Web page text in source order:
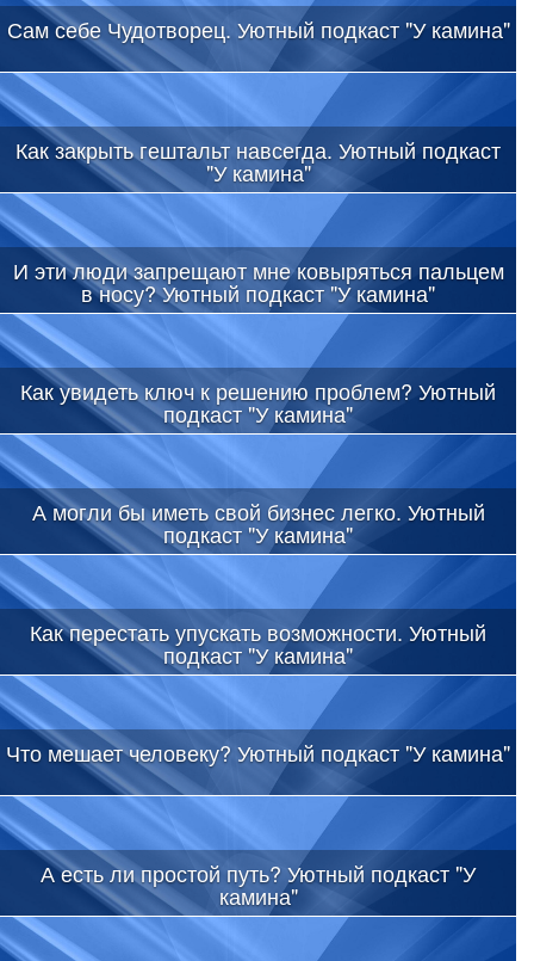
Сам себе Чудотворец. Уютный подкаст "У камина"
Как закрыть гештальт навсегда. Уютный подкаст
"У камина"
И эти люди запрещают мне ковыряться пальцем
в носу? Уютный подкаст "У камина"
Как увидеть ключ к решению проблем? Уютный
подкаст "У камина"
А могли бы иметь свой бизнес легко. Уютный
подкаст "У камина"
Как перестать упускать возможности. Уютный
подкаст "У камина"
Что мешает человеку? Уютный подкаст "У камина"
А есть ли простой путь? Уютный подкаст "У
камина"